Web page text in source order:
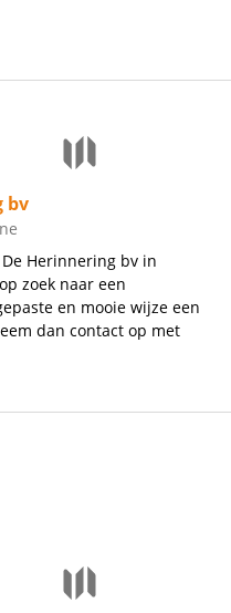
bv
Herinnering bv in
zoek naar een
en mooie wijze een
dan contact op met